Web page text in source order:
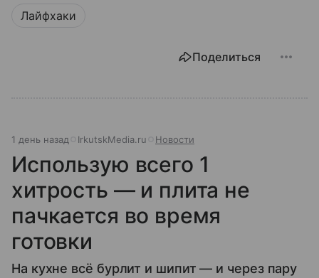
Лайфхаки
Поделиться
1 день назад IrkutskMedia.ru Новости
Использую всего 1
хитрость — и плита не
пачкается во время
готовки
На кухне всё бурлит и шипит — и через пару